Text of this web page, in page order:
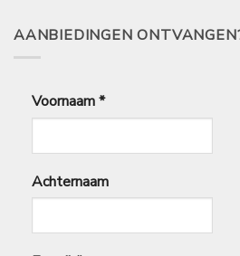
AANBIEDINGEN
Voornaam*
Achternaam